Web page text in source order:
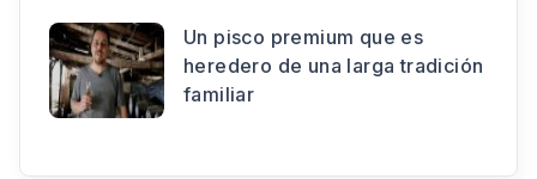
Un pisco premium que es
heredero de una larga tradición
familiar